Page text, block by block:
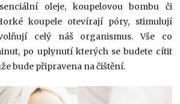
oleje, koupelovou bombu či
koupele otevírají póry, stimulují
celý náš organismus. Vše co
po uplynutí kterých se budete cítit
bude připravena na čištění.